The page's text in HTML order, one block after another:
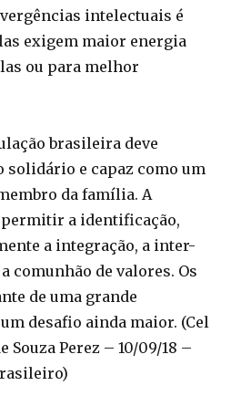
intelectuais é
exigem maior energia
ou para melhor
brasileira deve
solidário e capaz como um
da família. A
a identificação,
a integração, a inter-
comunhão de valores. Os
de uma grande
desafio ainda maior. (Cel
Souza Perez – 10/09/18 –